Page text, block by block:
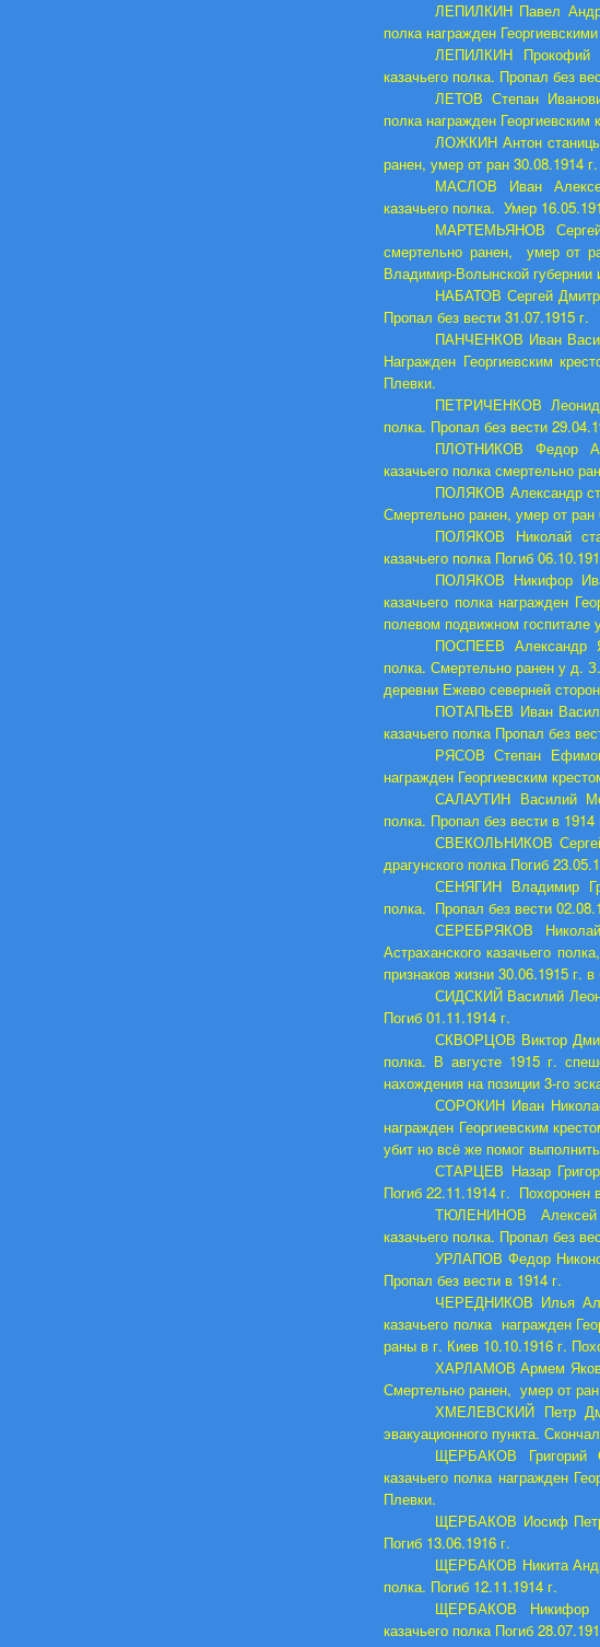
ЛЕПИЛКИН Павел
полка награжден
ЛЕПИЛКИН Прокофий
казачьего полка. Пропал без
ЛЕТОВ Степан
полка награжден
ЛОЖКИН Антон станицы
ранен, умер от ран 30.08.1914
МАСЛОВ Иван
казачьего полка. Умер
МАРТЕМЬЯНОВ Сергей
смертельно ранен, умер от
Владимир-Волынской губернии
НАБАТОВ Сергей
Пропал без вести 31.07.1915 г.
ПАНЧЕНКОВ Иван
Награжден Георгиевским
Плевки.
ПЕТРИЧЕНКОВ Леонид
полка. Пропал без вести
ПЛОТНИКОВ Федор
казачьего полка смертельно
ПОЛЯКОВ Александр
Смертельно ранен, умер от ран
ПОЛЯКОВ Николай
казачьего полка Погиб
ПОЛЯКОВ Никифор
казачьего полка награжден
полевом подвижном госпитале
ПОСПЕЕВ Александр
полка. Смертельно ранен у д.
деревни Ежево северней
ПОТАПЬЕВ Иван
казачьего полка Пропал без
РЯСОВ Степан
награжден Георгиевским
САЛАУТИН Василий
полка. Пропал без вести в 1914
СВЕКОЛЬНИКОВ Сергей
драгунского полка Погиб
СЕНЯГИН Владимир
полка. Пропал без вести
СЕРЕБРЯКОВ Николай
Астраханского казачьего
признаков жизни 30.06.1915 г.
СИДСКИЙ Василий
Погиб 01.11.1914 г.
СКВОРЦОВ Виктор
полка. В августе 1915 г.
нахождения на позиции 3-го
СОРОКИН Иван
награжден Георгиевским
убит но всё же помог
СТАРЦЕВ Назар
Погиб 22.11.1914 г. Похоронен
ТЮЛЕНИНОВ Алексей
казачьего полка. Пропал без
УРЛАПОВ Федор
Пропал без вести в 1914 г.
ЧЕРЕДНИКОВ Илья
казачьего полка награжден
раны в г. Киев 10.10.1916 г.
ХАРЛАМОВ Армем
Смертельно ранен, умер от
ХМЕЛЕВСКИЙ Петр
эвакуационного пункта.
ЩЕРБАКОВ Григорий
казачьего полка награжден
Плевки.
ЩЕРБАКОВ Иосиф
Погиб 13.06.1916 г.
ЩЕРБАКОВ Никита
полка. Погиб 12.11.1914 г.
ЩЕРБАКОВ Никифор
казачьего полка Погиб